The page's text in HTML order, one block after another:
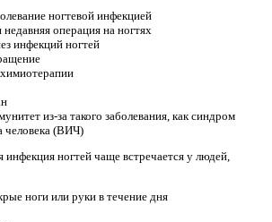
ногтевой инфекцией
операция на ногтях
инфекций ногтей
из-за такого заболевания, как синдром
человека (ВИЧ)
инфекция ногтей чаще встречается у людей,
ноги или руки в течение дня